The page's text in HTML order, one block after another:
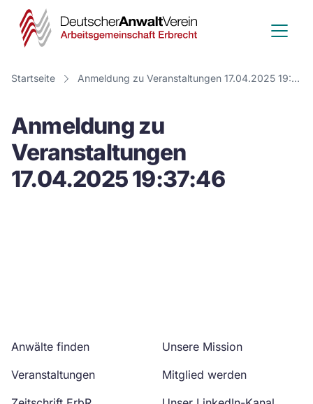
Deutscher
Anwalt
Verein
Startseite Anmeldung zu Veranstaltungen 17.04.2025 19:37:46
Anmeldung zu
Veranstaltungen
17.04.2025 19:37:46
Anwälte finden
Veranstaltungen
Unsere Mission
Mitglied werden